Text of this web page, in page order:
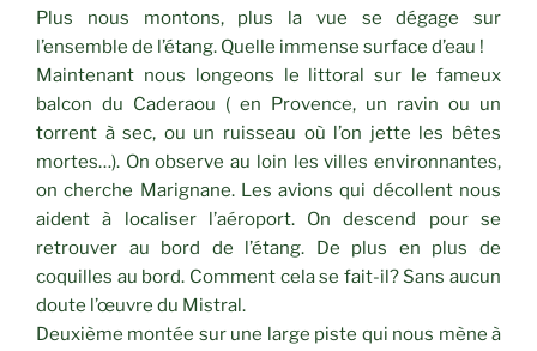
Plus nous montons, plus la vue se dégage sur
l’ensemble de l’étang. Quelle immense surface d’eau !
Maintenant nous longeons le littoral sur le fameux
balcon du Caderaou ( en Provence, un ravin ou un
torrent à sec, ou un ruisseau où l’on jette les bêtes
mortes…). On observe au loin les villes environnantes,
on cherche Marignane. Les avions qui décollent nous
aident à localiser l’aéroport. On descend pour se
retrouver au bord de l’étang. De plus en plus de
coquilles au bord. Comment cela se fait-il? Sans aucun
doute l’œuvre du Mistral.
Deuxième montée sur une large piste qui nous mène à